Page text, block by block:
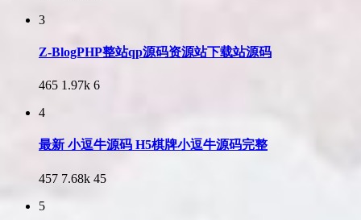
3
Z-BlogPHP整站qp源码资源站下载站源码
465 1.97k 6
4
最新 小逗牛源码 H5棋牌小逗牛源码完整
457 7.68k 45
5